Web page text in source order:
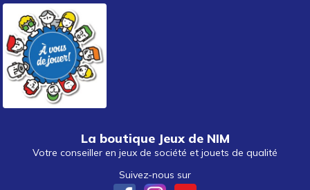
La boutique Jeux de NIM
Votre conseiller en jeux de société et jouets de qualité
Suivez-nous sur